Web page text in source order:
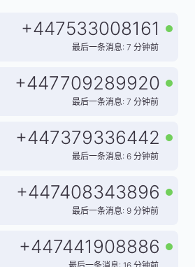
+447533008161
最后一条消息: 7 分钟前
+447709289920
最后一条消息: 7 分钟前
+447379336442
最后一条消息: 6 分钟前
+447408343896
最后一条消息: 9 分钟前
+447441908886